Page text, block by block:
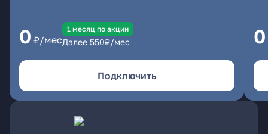
0 ₽/мес
1 месяц по акции
Далее 550₽/мес
Подключить
0